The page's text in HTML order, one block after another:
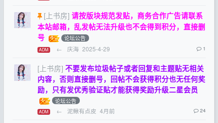
[上书房] 请按版块规范发贴，商务合作广告请联系
本站邮箱，乱发帖无法升级也不会得到积分，直接删
号
论坛公告
ADM ← 庆海 2025-4-29 1
[上书房] 不要发布垃圾帖子或者回复和主题贴无相关
内容，否则直接删号，回帖不会获得积分也无任何奖
励，只有发优秀验证贴才能获得奖励升级二星会员
论坛公告
ADM ← 泥鳅有点皮 4月前 24